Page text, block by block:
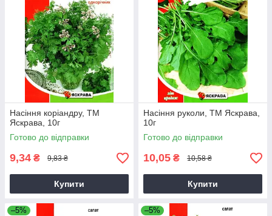
Насіння коріандру, ТМ
Яскрава, 10г
Готово до відправки
9,34 ₴ 9,83 ₴
Купити
Насіння руколи, ТМ Яскрава,
10г
Готово до відправки
10,05 ₴ 10,58 ₴
Купити
–5% –5%